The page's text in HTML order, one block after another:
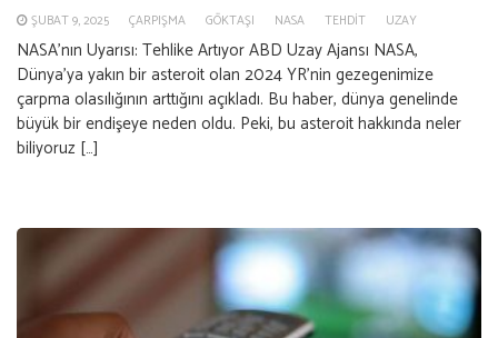
ŞUBAT 9, 2025 ÇARPIŞMA GÖKTAŞI NASA TEHDIT UZAY
NASA’nın Uyarısı: Tehlike Artıyor ABD Uzay Ajansı NASA,
Dünya’ya yakın bir asteroit olan 2024 YR’nin gezegenimize
çarpma olasılığının arttığını açıkladı. Bu haber, dünya genelinde
büyük bir endişeye neden oldu. Peki, bu asteroit hakkında neler
biliyoruz […]